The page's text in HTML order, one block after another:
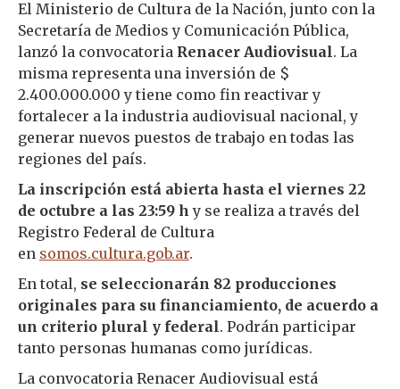
El Ministerio de Cultura de la Nación, junto con la
Secretaría de Medios y Comunicación Pública,
lanzó la convocatoria Renacer Audiovisual. La
misma representa una inversión de $
2.400.000.000 y tiene como fin reactivar y
fortalecer a la industria audiovisual nacional, y
generar nuevos puestos de trabajo en todas las
regiones del país.
La inscripción está abierta hasta el viernes 22
de octubre a las 23:59 h y se realiza a través del
Registro Federal de Cultura
en somos.cultura.gob.ar.
En total, se seleccionarán 82 producciones
originales para su financiamiento, de acuerdo a
un criterio plural y federal. Podrán participar
tanto personas humanas como jurídicas.
La convocatoria Renacer Audiovisual está